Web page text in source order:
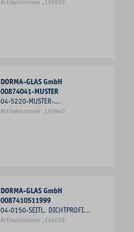
MITTELDICHTUNG 8MM, 135
Artikelnummer ,155930
DORMA-GLAS GmbH
00874041-MUSTER
04-5220-MUSTER-
ECKVERBINDUNGSPROFIL 90
Artikelnummer ,155940
DORMA-GLAS GmbH
0087410511999
04-0150-SEITL. DICHTPROFIL
ZUM EINCLIPSEN 2000MM
Artikelnummer ,146059